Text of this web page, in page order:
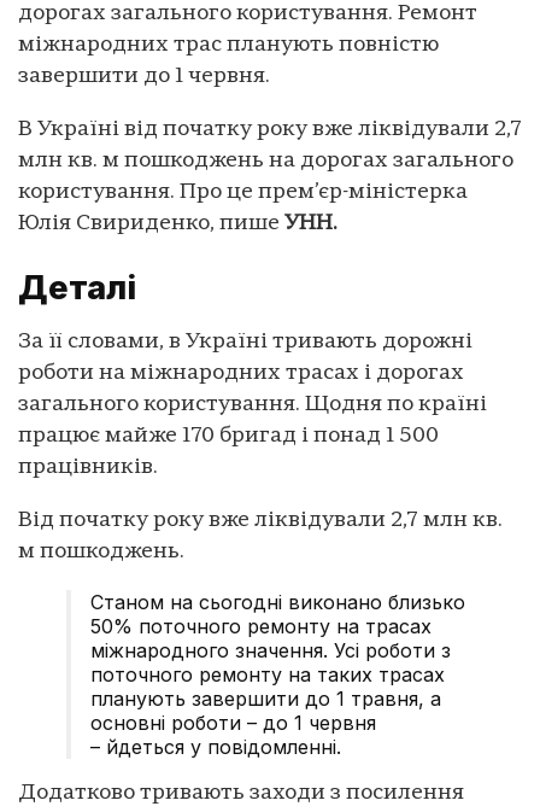
дорогах загального користування. Ремонт
міжнародних трас планують повністю
завершити до 1 червня.
В Україні від початку року вже ліквідували 2,7
млн кв. м пошкоджень на дорогах загального
користування. Про це прем’єр-міністерка
Юлія Свириденко, пише УНН.
Деталі
За її словами, в Україні тривають дорожні
роботи на міжнародних трасах і дорогах
загального користування. Щодня по країні
працює майже 170 бригад і понад 1 500
працівників.
Від початку року вже ліквідували 2,7 млн кв.
м пошкоджень.
Станом на сьогодні виконано близько
50% поточного ремонту на трасах
міжнародного значення. Усі роботи з
поточного ремонту на таких трасах
планують завершити до 1 травня, а
основні роботи – до 1 червня
– йдеться у повідомленні.
Додатково тривають заходи з посилення